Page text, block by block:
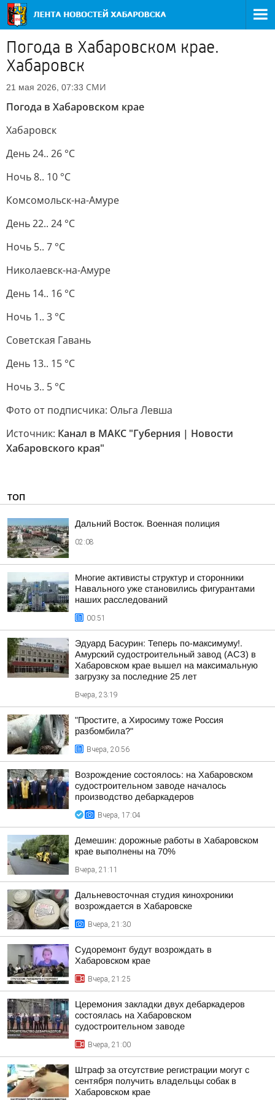
Погода в Хабаровском крае.
Хабаровск
21 мая 2026, 07:33 СМИ
Погода в Хабаровском крае
Хабаровск
День 24.. 26 °C
Ночь 8.. 10 °C
Комсомольск-на-Амуре
День 22.. 24 °C
Ночь 5.. 7 °C
Николаевск-на-Амуре
День 14.. 16 °C
Ночь 1.. 3 °C
Советская Гавань
День 13.. 15 °C
Ночь 3.. 5 °C
Фото от подписчика: Ольга Левша
Источник: Канал в МАКС "Губерния | Новости
Хабаровского края"
ТОП
Дальний Восток. Военная полиция
02:08
Многие активисты структур и сторонники
Навального уже становились фигурантами
наших расследований
00:51
Эдуард Басурин: Теперь по-максимуму!.
Амурский судостроительный завод (АСЗ) в
Хабаровском крае вышел на максимальную
загрузку за последние 25 лет
Вчера, 23:19
"Простите, а Хиросиму тоже Россия
разбомбила?"
Вчера, 20:56
Возрождение состоялось: на Хабаровском
судостроительном заводе началось
производство дебаркадеров
Вчера, 17:04
Демешин: дорожные работы в Хабаровском
крае выполнены на 70%
Вчера, 21:11
Дальневосточная студия кинохроники
возрождается в Хабаровске
Вчера, 21:30
Судоремонт будут возрождать в
Хабаровском крае
Вчера, 21:25
Церемония закладки двух дебаркадеров
состоялась на Хабаровском
судостроительном заводе
Вчера, 21:00
Штраф за отсутствие регистрации могут с
сентября получить владельцы собак в
Хабаровском крае